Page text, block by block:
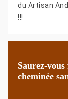
du Artisan
!!!
Saurez-
cheminée